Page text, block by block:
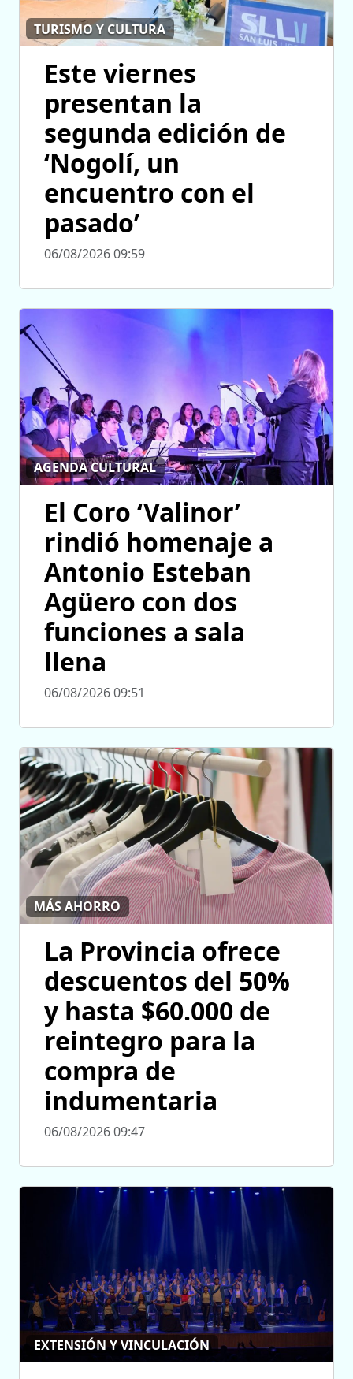
TURISMO Y CULTURA
Este viernes
presentan la
segunda edición de
‘Nogolí, un
encuentro con el
pasado’
06/08/2026 09:59
AGENDA CULTURAL
El Coro ‘Valinor’
rindió homenaje a
Antonio Esteban
Agüero con dos
funciones a sala
llena
06/08/2026 09:51
MÁS AHORRO
La Provincia ofrece
descuentos del 50%
y hasta $60.000 de
reintegro para la
compra de
indumentaria
06/08/2026 09:47
EXTENSIÓN Y VINCULACIÓN